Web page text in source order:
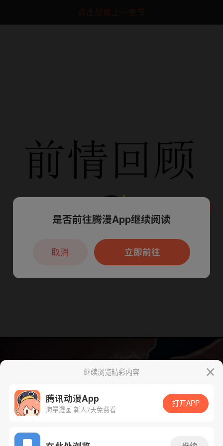
点击加载上一章节
App免费看
继续浏览精彩内容
腾讯动漫App
海量漫画 新人7天免费看
打开APP
本章节仅支持App阅读，可打开App新用
户7天免费看
是否前往腾漫App继续阅读
立即前往
取消